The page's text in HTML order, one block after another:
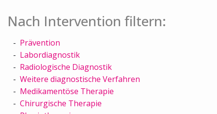
Nach Intervention filtern:
Prävention
Labordiagnostik
Radiologische Diagnostik
Weitere diagnostische Verfahren
Medikamentöse Therapie
Chirurgische Therapie